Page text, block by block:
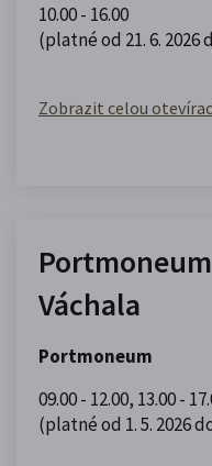
10.00 - 16.00
(platné od 21. 6. 2026
Zobrazit celou
Váchala
Portmoneum
09.00 - 12.00, 13.00 -
(platné od 1. 5. 2026